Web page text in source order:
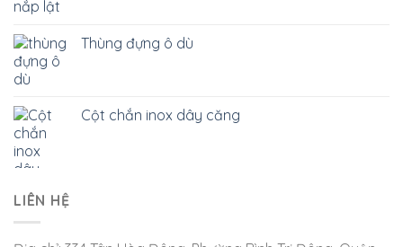
Thùng đựng ô dù
Cột chắn inox dây căng
LIÊN HỆ